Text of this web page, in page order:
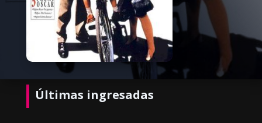
Últimas ingresadas